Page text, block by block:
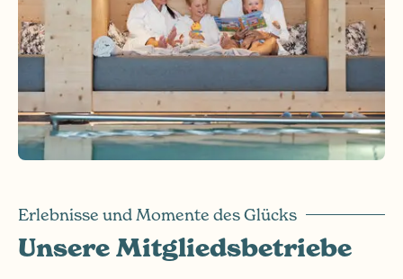
Erlebnisse und Momente des Glücks
Unsere Mitgliedsbetriebe